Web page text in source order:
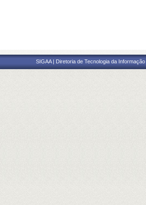
SIGAA | Diretoria de Tecnologia da